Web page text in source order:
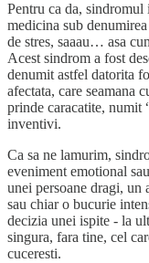
Pentru ca da,
medicina sub
de stres, saaau… asa
Acest sindrom a fost
denumit astfel datorita
afectata, care seamana
prinde caracatite, numit
inventivi.
Ca sa ne lamurim,
eveniment emotional
unei persoane dragi, un
sau chiar o bucurie
decizia unei ispite - la
singura, fara tine, cel
cuceresti.